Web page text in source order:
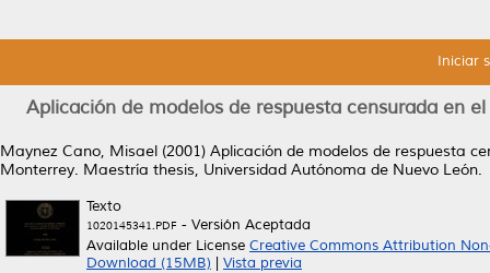
Iniciar
Aplicación de modelos de respuesta censurada en
Maynez Cano, Misael (2001) Aplicación de modelos de respuesta
Monterrey. Maestría thesis, Universidad Autónoma de Nuevo León.
Texto
1020145341.PDF - Versión Aceptada
Available under License Creative Commons Attribution
Download (15MB)
Vista previa